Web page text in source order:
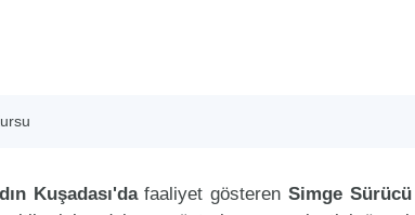
Kuşadası'dafaaliyet gösteren Simge